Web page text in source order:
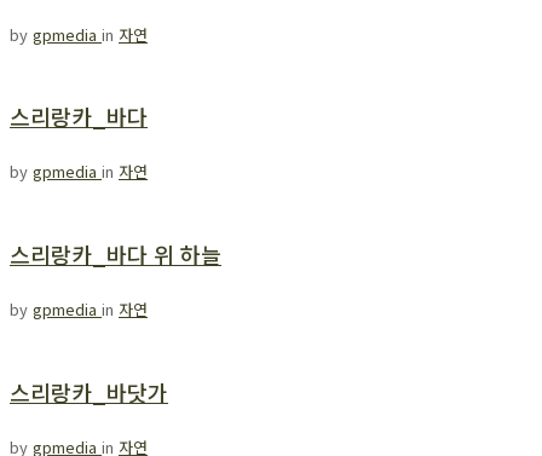
by gpmedia in 자연
스리랑카_바다
by gpmedia in 자연
스리랑카_바다 위 하늘
by gpmedia in 자연
스리랑카_바닷가
by gpmedia in 자연